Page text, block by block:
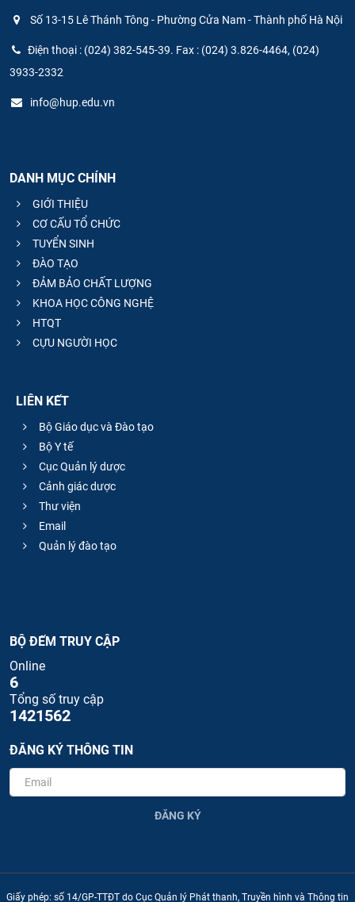
Số 13-15 Lê Thánh Tông - Phường Cửa Nam - Thành phố Hà Nội
Điện thoại : (024) 382-545-39. Fax : (024) 3.826-4464, (024)
3933-2332
info@hup.edu.vn
DANH MỤC CHÍNH
GIỚI THIỆU
CƠ CẤU TỔ CHỨC
TUYỂN SINH
ĐÀO TẠO
ĐẢM BẢO CHẤT LƯỢNG
KHOA HỌC CÔNG NGHỆ
HTQT
CỰU NGƯỜI HỌC
LIÊN KẾT
Bộ Giáo dục và Đào tạo
Bộ Y tế
Cục Quản lý dược
Cảnh giác dược
Thư viện
Email
Quản lý đào tạo
BỘ ĐẾM TRUY CẬP
Online
6
Tổng số truy cập
1421562
ĐĂNG KÝ THÔNG TIN
ĐĂNG KÝ
Giấy phép: số 14/GP-TTĐT do Cục Quản lý Phát thanh, Truyền hình và Thông tin